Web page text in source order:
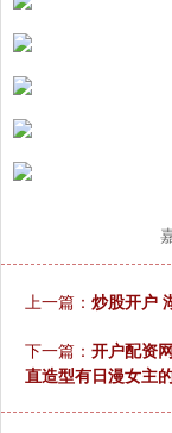
上一篇： 炒股开户
下一篇： 开户配资
直造型有日漫女主